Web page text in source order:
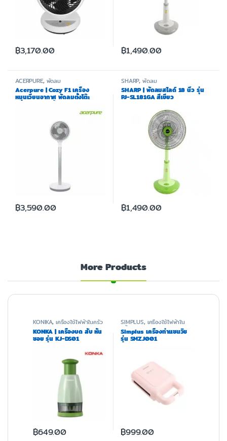
More Products
KONIKA, เครื่องใช้ไฟฟ้าในครัว
KONKA | เครื่องบด สับ หั่น
ซอย รุ่น KJ-DS01
฿649.00
SIMPLUS, เครื่องใช้ไฟฟ้าใน
ครัว
Simplus เครื่องทำแซนวิช
รุ่น SMZJ001
฿999.00
฿3,170.00 ฿1,490.00
ACERPURE, พัดลม
Acerpure | Cozy F1 เครื่อง
หมุนเวียนอากาศ พัดลมตั้งโต๊ะ
฿3,590.00
SHARP,พัดลม
SHARP | พัดลมสไลด์ 18 นิ้ว รุ่น
PJ-SL181GA สีเขียว
฿1,490.00